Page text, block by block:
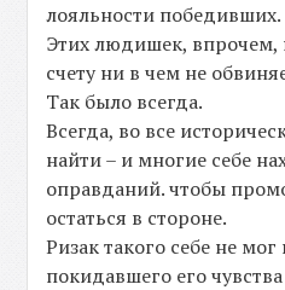
лояльности победивших.
Этих людишек, впрочем,
счету ни в чем не
Так было всегда.
Всегда, во все
найти – и многие себе
оправданий. чтобы
остаться в стороне.
Ризак такого себе не
покидавшего его